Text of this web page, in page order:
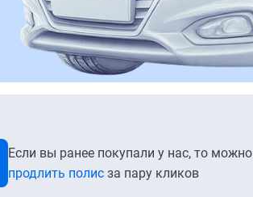
Если вы ранее покупали у нас, то можно
продлить полис за пару кликов